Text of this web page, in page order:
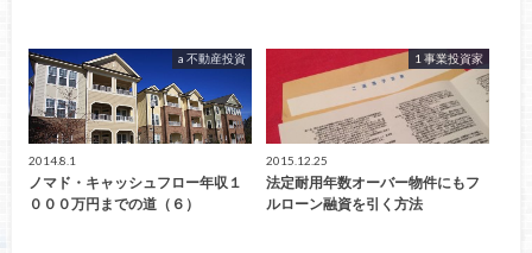
a 不動産投資
2014.8.1
ノマド・キャッシュフロー年収１
０００万円までの道（６）
1 事業投資家
2015.12.25
法定耐用年数オーバー物件にもフ
ルローン融資を引く方法